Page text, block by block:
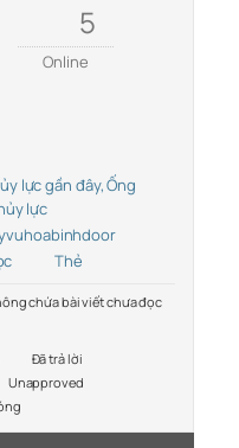
5
Online
lực gần đây, Ống
lực
Thẻ
chứa bài viết chưa đọc
Đã trả lời
Unapproved